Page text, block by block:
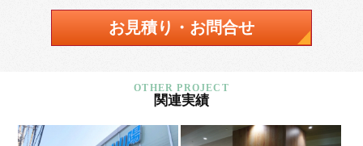
お見積り・お問合せ
関連実績